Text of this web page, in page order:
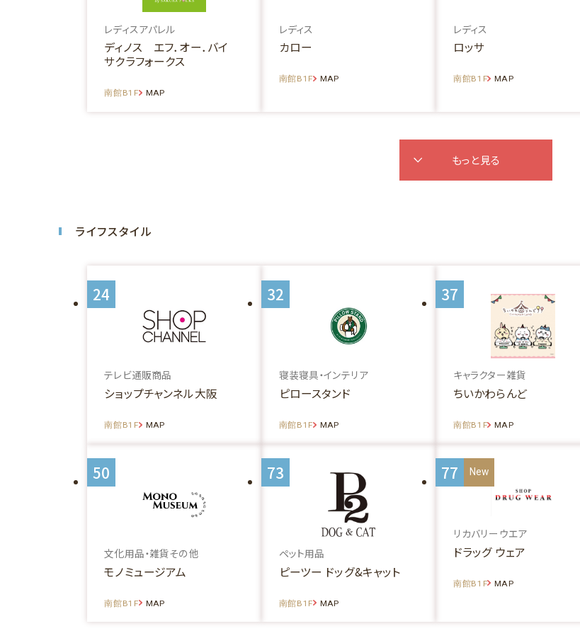
レディスアパレル
ディノス エフ．オー．バイ
サクラフォークス
南館B1F MAP
レディス
カロー
南館B1F MAP
レディス
ロッサ
南館B1F MAP
もっと見る
ライフスタイル
24
テレビ通販商品
ショップチャンネル大阪
南館B1F MAP
32
寝装寝具・インテリア
ピロースタンド
南館B1F MAP
37
キャラクター雑貨
ちいかわらんど
南館B1F MAP
50
文化用品・雑貨その他
モノミュージアム
南館B1F MAP
73
ペット用品
ピーツー ドッグ&キャット
南館B1F MAP
77
リカバリーウエア
ドラッグ ウェア
南館B1F MAP